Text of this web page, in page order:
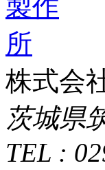
株式会
茨城県
TEL :